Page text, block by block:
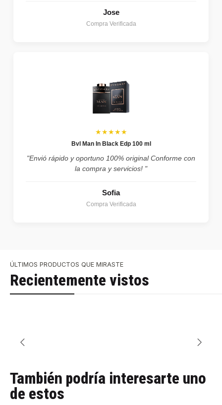
Jose
Compra Verificada
★★★★★
Bvl Man In Black Edp 100 ml
"Envió rápido y oportuno 100% original Conforme con
la compra y servicios! "
Sofia
Compra Verificada
ÚLTIMOS PRODUCTOS QUE MIRASTE
Recientemente vistos
También podría interesarte uno
de estos